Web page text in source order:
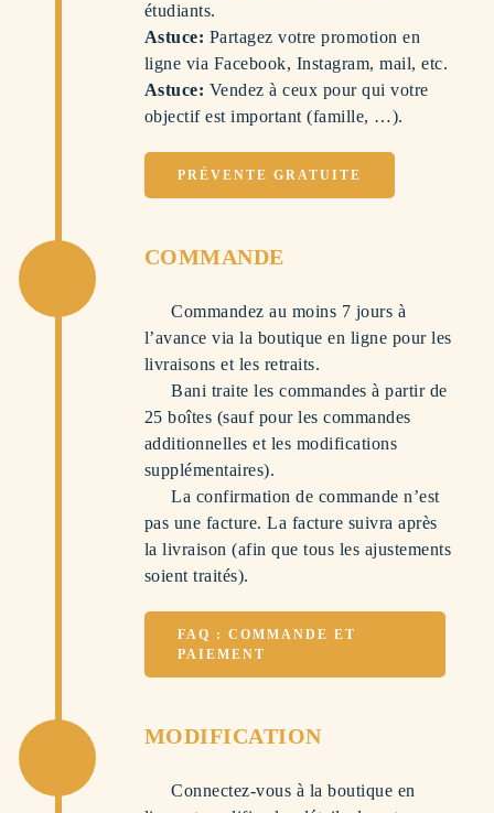
étudiants.
Astuce: Partagez votre promotion en
ligne via Facebook, Instagram, mail, etc.
Astuce: Vendez à ceux pour qui votre
objectif est important (famille, …).
PRÉVENTE GRATUITE
COMMANDE
Commandez au moins 7 jours à
l’avance via la boutique en ligne pour les
livraisons et les retraits.
Bani traite les commandes à partir de
25 boîtes (sauf pour les commandes
additionnelles et les modifications
supplémentaires).
La confirmation de commande n’est
pas une facture. La facture suivra après
la livraison (afin que tous les ajustements
soient traités).
FAQ : COMMANDE ET
PAIEMENT
MODIFICATION
Connectez-vous à la boutique en